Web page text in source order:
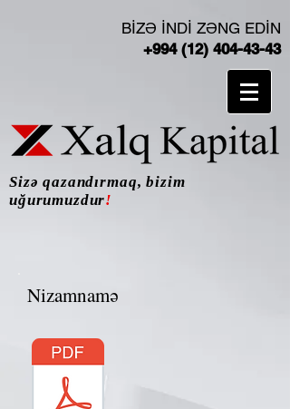
BİZƏ İNDİ ZƏNG EDİN
+994 (12) 404-43-43
Sizə qazandırmaq, bizim
uğurumuzdur!
Nizamnamə